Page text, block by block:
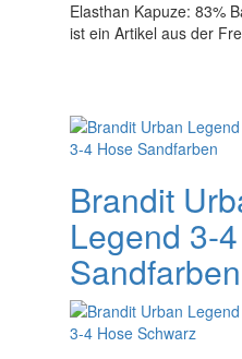
Elasthan Kapuze: 83%
ist ein Artikel aus der
Brandit
Legend 3-
Sandfarben